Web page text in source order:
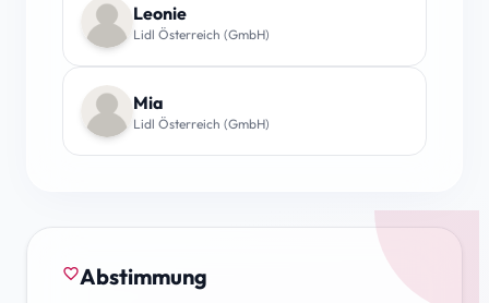
Leonie
Lidl Österreich (GmbH)
Mia
Lidl Österreich (GmbH)
favorite_borderAbstimmung